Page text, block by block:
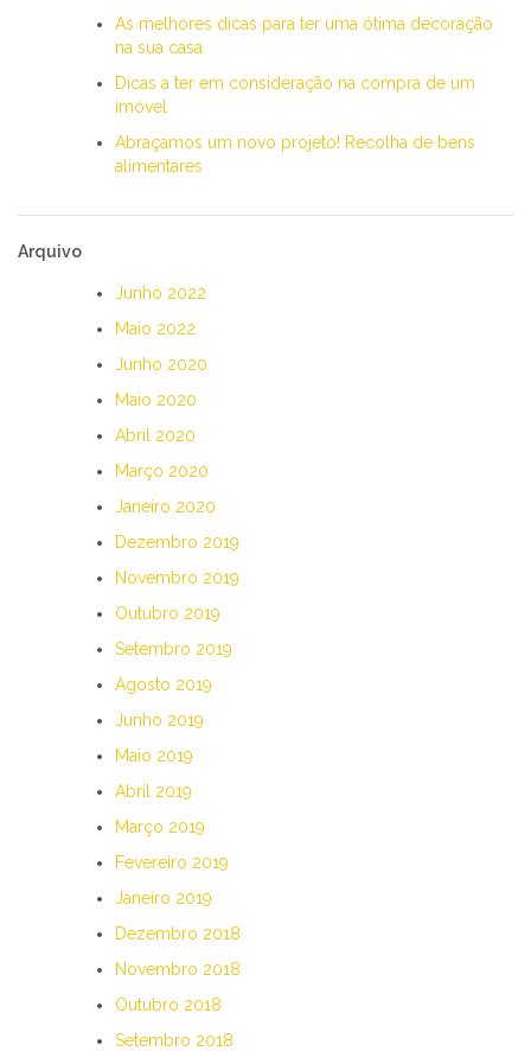
As melhores dicas para ter uma ótima decoração
na sua casa
Dicas a ter em consideração na compra de um
imóvel
Abraçamos um novo projeto! Recolha de bens
alimentares
Arquivo
Junho 2022
Maio 2022
Junho 2020
Maio 2020
Abril 2020
Março 2020
Janeiro 2020
Dezembro 2019
Novembro 2019
Outubro 2019
Setembro 2019
Agosto 2019
Junho 2019
Maio 2019
Abril 2019
Março 2019
Fevereiro 2019
Janeiro 2019
Dezembro 2018
Novembro 2018
Outubro 2018
Setembro 2018